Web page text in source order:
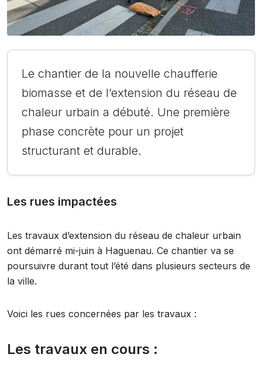
Le chantier de la nouvelle chaufferie
biomasse et de l’extension du réseau de
chaleur urbain a débuté. Une première
phase concrète pour un projet
structurant et durable.
Les rues impactées
Les travaux d’extension du réseau de chaleur urbain
ont démarré mi-juin à Haguenau. Ce chantier va se
poursuivre durant tout l’été dans plusieurs secteurs de
la ville.
Voici les rues concernées par les travaux :
Les travaux en cours :